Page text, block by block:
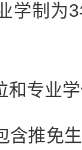
学制为
和专业
含推免